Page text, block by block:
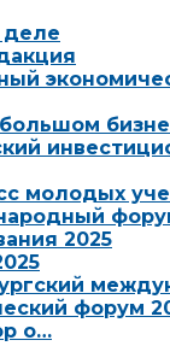
молодых
2025
форум
о…